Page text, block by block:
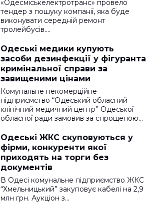
«Одесміськелектротранс» провело
тендер з пошуку компанії, яка буде
виконувати середній ремонт
тролейбусів.…
Одеські медики купують
засоби дезинфекції у фігуранта
кримінальної справи за
завищеними цінами
Комунальне некомерційне
підприємство “Одеський обласний
клінічний медичний центр” Одеської
обласної ради замовив за спрощеною…
Одеські ЖКС скуповуються у
фірми, конкуренти якої
приходять на торги без
документів
В Одесі комунальне підприємство ЖКС
“Хмельницький” закуповує кабелі на 2,9
млн грн. Аукціон з…